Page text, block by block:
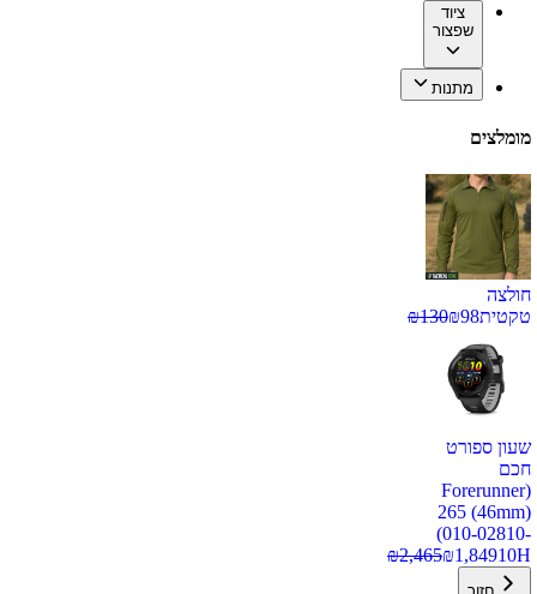
ציוד
שפצור
מתנות
מומלצים
חולצה
טקטית
₪98
₪130
שעון ספורט
חכם
(Forerunner
265 (46mm)
(010-02810-
10H
₪1,849
₪2,465